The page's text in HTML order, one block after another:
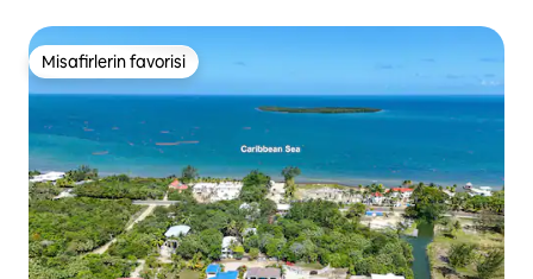
Misafirlerin favorisi
Misafirlerin favorisi